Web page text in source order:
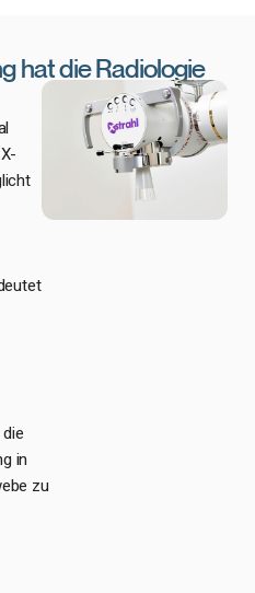
hat die Radiologie
in
zu